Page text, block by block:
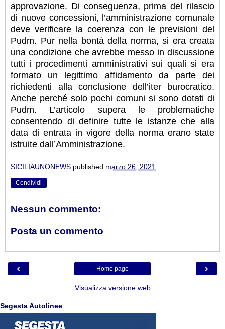
approvazione. Di conseguenza, prima del rilascio
di nuove concessioni, l’amministrazione comunale
deve verificare la coerenza con le previsioni del
Pudm. Pur nella bontà della norma, si era creata
una condizione che avrebbe messo in discussione
tutti i procedimenti amministrativi sui quali si era
formato un legittimo affidamento da parte dei
richiedenti alla conclusione dell’iter burocratico.
Anche perché solo pochi comuni si sono dotati di
Pudm. L’articolo supera le problematiche
consentendo di definire tutte le istanze che alla
data di entrata in vigore della norma erano state
istruite dall’Amministrazione.
SICILIAUNONEWS published marzo 26, 2021
Condividi
Nessun commento:
Posta un commento
‹ ›
Home page
Visualizza versione web
Segesta Autolinee